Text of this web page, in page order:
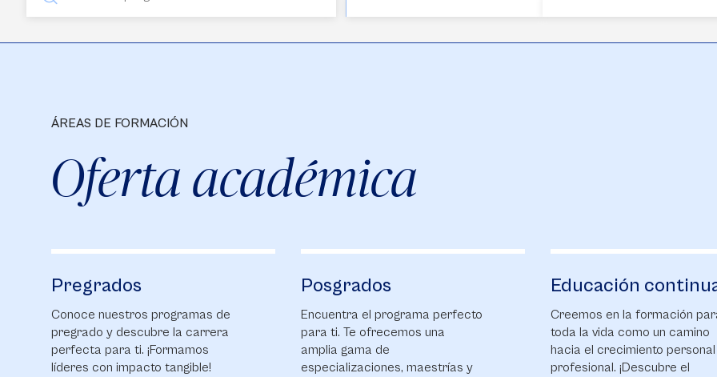
ÁREAS DE FORMACIÓN
Oferta académica
Pregrados
Conoce nuestros programas de
pregrado y descubre la carrera
perfecta para ti. ¡Formamos
líderes con impacto tangible!
Posgrados
Encuentra el programa perfecto
para ti. Te ofrecemos una
amplia gama de
especializaciones, maestrías y
Educación
Creemos en la formación
toda la vida como un camino
hacia el crecimiento
profesional. ¡Descubre el